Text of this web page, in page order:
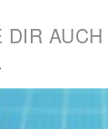
DIR AUCH